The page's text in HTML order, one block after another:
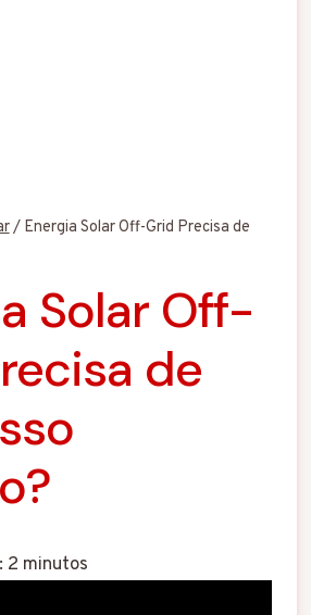
/ Energia Solar Off-Grid Precisa de
Solar Off-
de
2 minutos